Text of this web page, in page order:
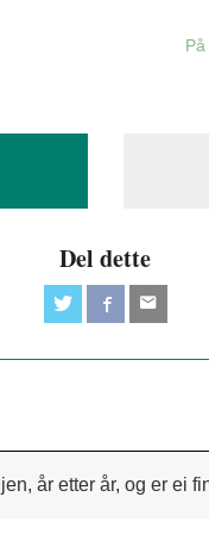
Del dette
år etter år, og er ei